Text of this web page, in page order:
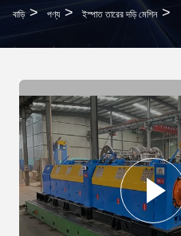
বাড়ি > পণ্য > ইস্পাত তারের দড়ি মেশিন >